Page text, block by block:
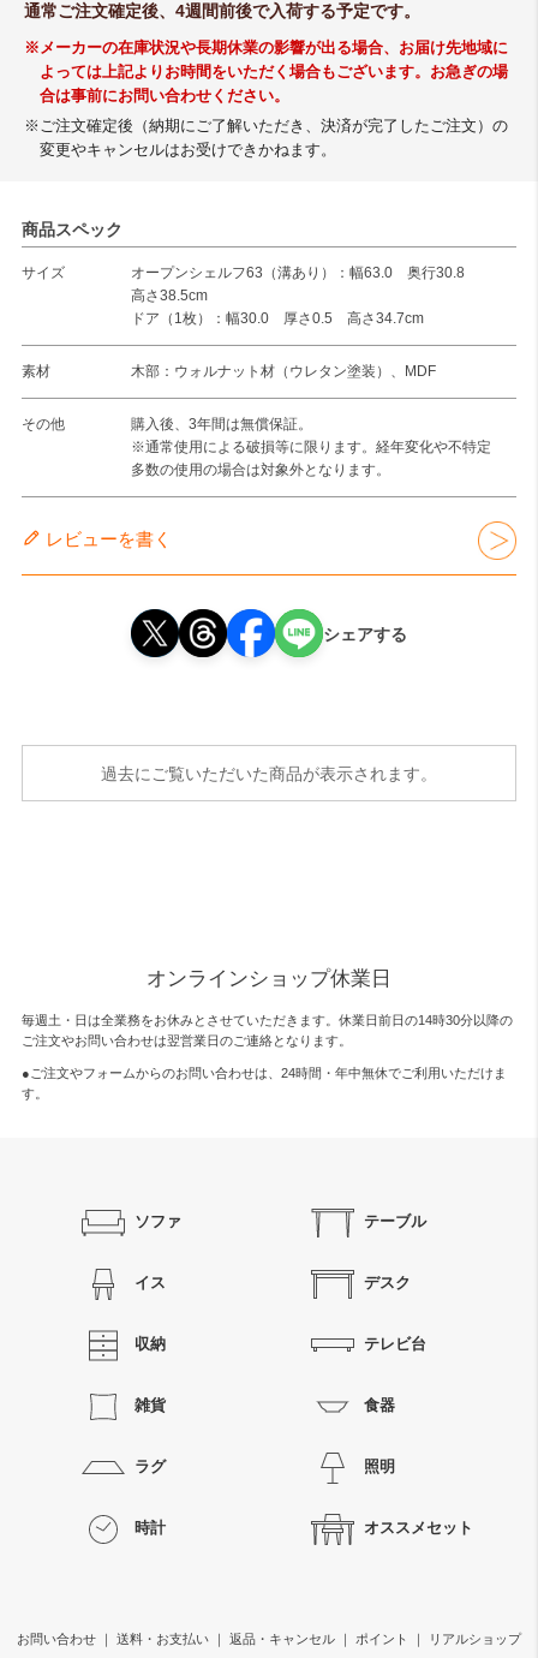
通常ご注文確定後、4週間前後で入荷する予定です。
※メーカーの在庫状況や長期休業の影響が出る場合、お届け先地域に
よっては上記よりお時間をいただく場合もございます。お急ぎの場
合は事前にお問い合わせください。
※ご注文確定後（納期にご了解いただき、決済が完了したご注文）の
変更やキャンセルはお受けできかねます。
商品スペック
サイズ
オープンシェルフ63（溝あり）：幅63.0 奥行30.8
高さ38.5cm
ドア（1枚）：幅30.0 厚さ0.5 高さ34.7cm
素材 木部：ウォルナット材（ウレタン塗装）、MDF
その他
購入後、3年間は無償保証。
※通常使用による破損等に限ります。経年変化や不特定
多数の使用の場合は対象外となります。
レビューを書く
シェアする
過去にご覧いただいた商品が表示されます。
オンラインショップ休業日
毎週土・日は全業務をお休みとさせていただきます。休業日前日の14時30分以降の
ご注文やお問い合わせは翌営業日のご連絡となります。
●ご注文やフォームからのお問い合わせは、 24時間・年中無休でご利用いただけま
す。
ソファ テーブル
イス デスク
収納 テレビ台
雑貨 食器
ラグ 照明
時計 オススメセット
お問い合わせ ｜ 送料・お支払い ｜ 返品・キャンセル ｜ ポイント ｜ リアルショップ